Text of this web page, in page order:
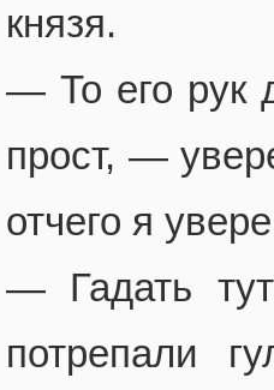
князя.
— То его рук
прост, —
отчего я
— Гадать
потрепали